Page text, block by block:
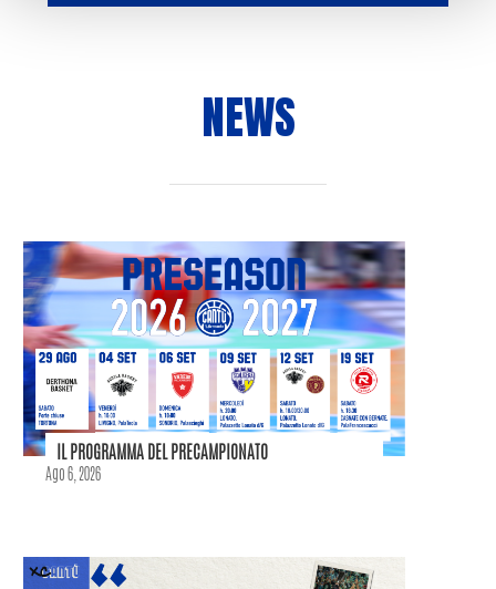
NEWS
IL PROGRAMMA DEL PRECAMPIONATO
Ago 6, 2026